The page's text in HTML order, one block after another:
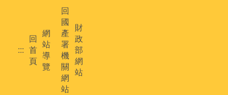
:::
回
首
頁
網
站
導
覽
回
國
產
署
機
關
網
站
財
政
部
網
站